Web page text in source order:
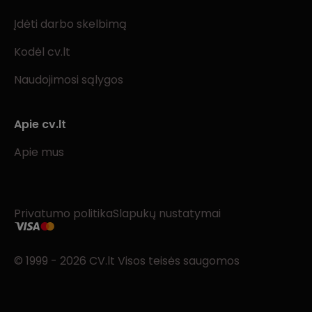
Įdėti darbo skelbimą
Kodėl cv.lt
Naudojimosi sąlygos
Apie cv.lt
Apie mus
Privatumo politikaSlapukų nustatymai
© 1999 - 2026 CV.lt Visos teisės saugomos